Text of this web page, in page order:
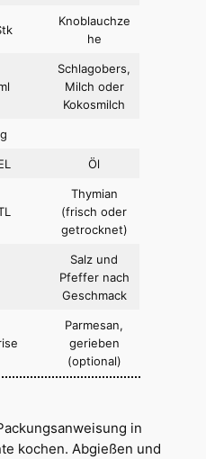
Knoblauchze
he
Schlagobers,
Milch oder
Kokosmilch
g
Öl
Thymian
(frisch oder
getrocknet)
Salz und
Pfeffer nach
Geschmack
Parmesan,
gerieben
(optional)
in
kochen. Abgießen und